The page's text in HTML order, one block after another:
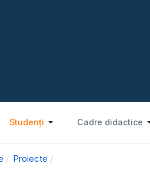
Studenți Cadre didactice
Proiecte